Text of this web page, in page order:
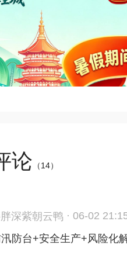
论 （14）
深紫朝云鸭 · 06-02
汛防台+安全生产+风险化